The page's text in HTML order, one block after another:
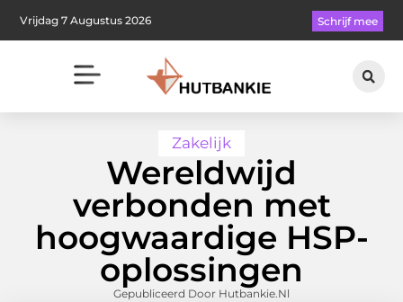
Vrijdag 7 Augustus 2026 Schrijf mee
Zakelijk
Wereldwijd
verbonden met
hoogwaardige HSP-
oplossingen
Gepubliceerd Door Hutbankie.nl